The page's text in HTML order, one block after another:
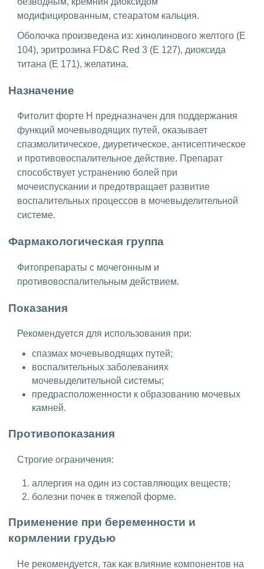
модифицированным, стеаратом кальция.
Оболочка произведена из: хинолинового желтого (Е
104), эритрозина FD&C Red 3 (Е 127), диоксида
титана (Е 171), желатина.
Назначение
Фитолит форте Н предназначен для поддержания
функций мочевыводящих путей, оказывает
спазмолитическое, диуретическое, антисептическое
и противовоспалительное действие. Препарат
способствует устранению болей при
мочеиспускании и предотвращает развитие
воспалительных процессов в мочевыделительной
системе.
Фармакологическая группа
Фитопрепараты с мочегонным и
противовоспалительным действием.
Показания
Рекомендуется для использования при:
спазмах мочевыводящих путей;
воспалительных заболеваниях
мочевыделительной системы;
предрасположенности к образованию мочевых
камней.
Противопоказания
Строгие ограничения:
аллергия на один из составляющих веществ;
болезни почек в тяжелой форме.
Применение при беременности и
кормлении грудью
Не рекомендуется, так как влияние компонентов на